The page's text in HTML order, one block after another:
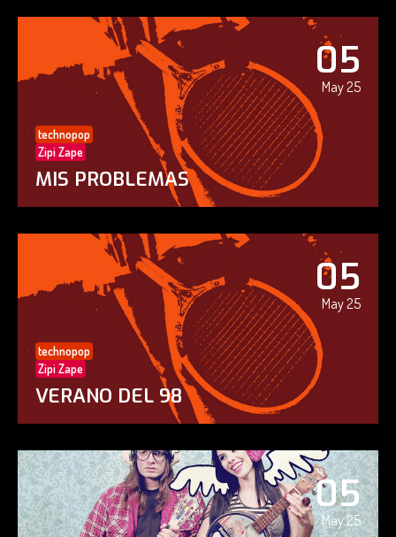
05
May 25
technopop
Zipi Zape
MIS PROBLEMAS
05
May 25
technopop
Zipi Zape
VERANO DEL 98
05
May 25